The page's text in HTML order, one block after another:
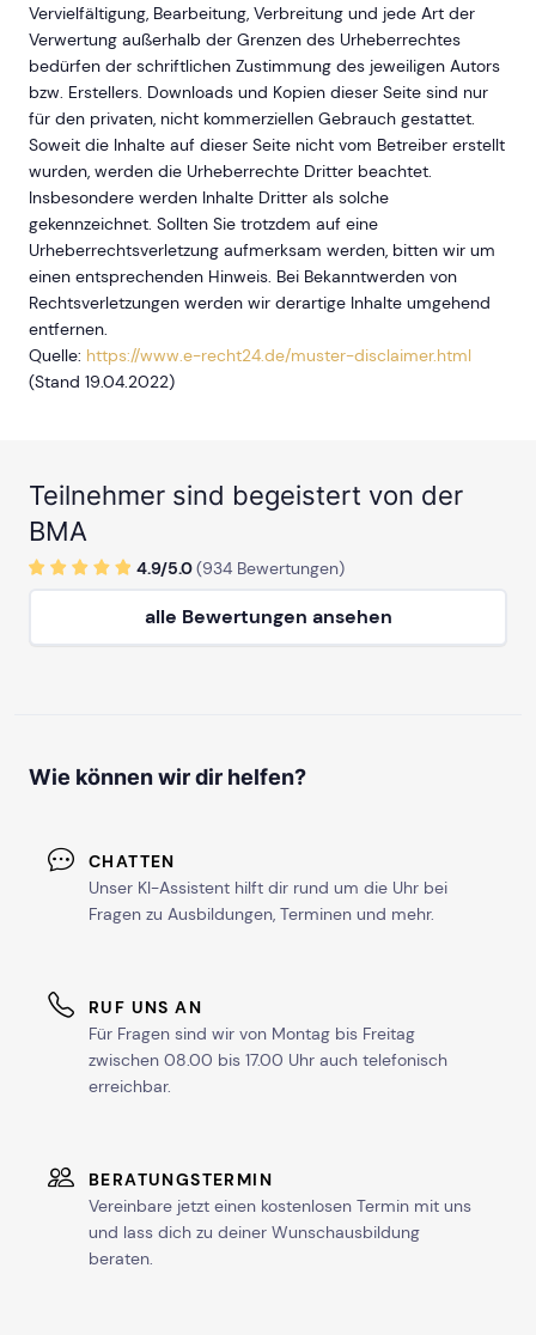
Vervielfältigung, Bearbeitung, Verbreitung und jede Art der
Verwertung außerhalb der Grenzen des Urheberrechtes
bedürfen der schriftlichen Zustimmung des jeweiligen Autors
bzw. Erstellers. Downloads und Kopien dieser Seite sind nur
für den privaten, nicht kommerziellen Gebrauch gestattet.
Soweit die Inhalte auf dieser Seite nicht vom Betreiber erstellt
wurden, werden die Urheberrechte Dritter beachtet.
Insbesondere werden Inhalte Dritter als solche
gekennzeichnet. Sollten Sie trotzdem auf eine
Urheberrechtsverletzung aufmerksam werden, bitten wir um
einen entsprechenden Hinweis. Bei Bekanntwerden von
Rechtsverletzungen werden wir derartige Inhalte umgehend
entfernen.
Quelle: https://www.e-recht24.de/muster-disclaimer.html
(Stand 19.04.2022)
Teilnehmer sind begeistert von der
BMA
4.9/5.0(934 Bewertungen)
alle Bewertungen ansehen
Wie können wir dir helfen?
CHATTEN
Unser KI-Assistent hilft dir rund um die Uhr bei
Fragen zu Ausbildungen, Terminen und mehr.
RUF UNS AN
Für Fragen sind wir von Montag bis Freitag
zwischen 08.00 bis 17.00 Uhr auch telefonisch
erreichbar.
BERATUNGSTERMIN
Vereinbare jetzt einen kostenlosen Termin mit uns
und lass dich zu deiner Wunschausbildung
beraten.